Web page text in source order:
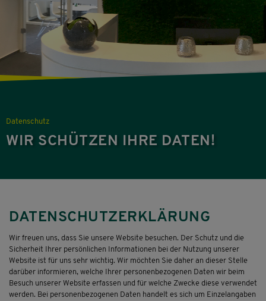
Datenschutz
WIR SCHÜTZEN IHRE DATEN!
DATENSCHUTZERKLÄRUNG
Wir freuen uns, dass Sie unsere Website besuchen. Der Schutz und die
Sicherheit Ihrer persönlichen Informationen bei der Nutzung unserer
Website ist für uns sehr wichtig. Wir möchten Sie daher an dieser Stelle
darüber informieren, welche Ihrer personenbezogenen Daten wir beim
Besuch unserer Website erfassen und für welche Zwecke diese verwendet
werden. Bei personenbezogenen Daten handelt es sich um Einzelangaben